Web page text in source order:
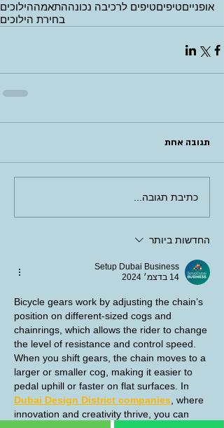
אופנייםטיפיםטיפים לרכיבה נכונההתאמההילוכים
בחירת הילוכים
תגובה אחת
כתיבת תגובה...
החדשות ביותר
Setup Dubai Business
14 בדצמ׳ 2024
Bicycle gears work by adjusting the chain’s
position on different-sized cogs and
chainrings, which allows the rider to change
the level of resistance and control speed.
When you shift gears, the chain moves to a
larger or smaller cog, making it easier to
pedal uphill or faster on flat surfaces. In
Dubai Design District companies , where
innovation and creativity thrive, you can